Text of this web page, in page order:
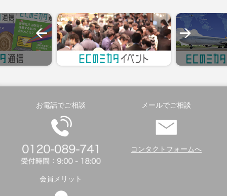
お電話でご相談 メールでご相談
コンタクトフォームへ
会員メリット